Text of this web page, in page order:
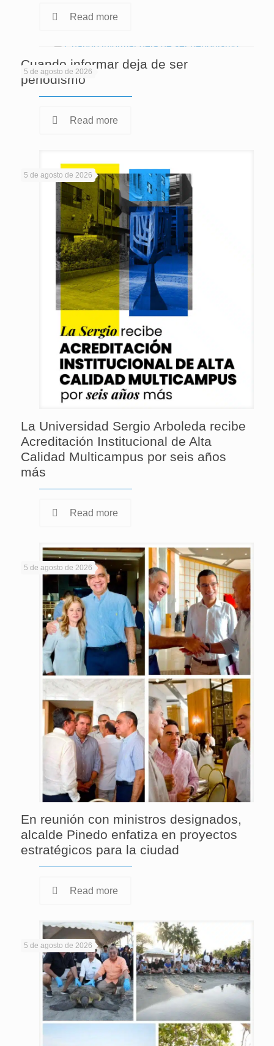
Read more
5 de agosto de 2026
Cuando informar deja de ser
periodismo
Read more
5 de agosto de 2026
La Universidad Sergio Arboleda recibe
Acreditación Institucional de Alta
Calidad Multicampus por seis años
más
Read more
5 de agosto de 2026
En reunión con ministros designados,
alcalde Pinedo enfatiza en proyectos
estratégicos para la ciudad
Read more
5 de agosto de 2026